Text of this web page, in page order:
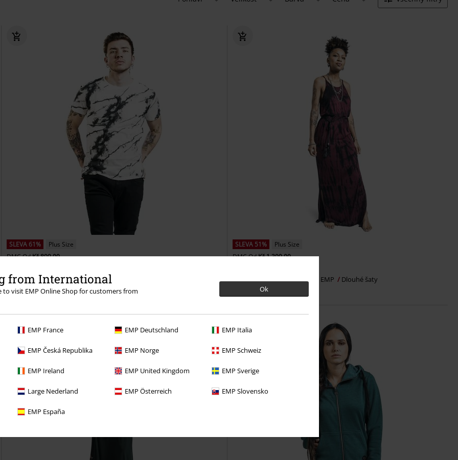
from International
to visit EMP Online Shop for customers from
Ok
EMP France EMP Deutschland EMP Italia
EMP Česká Republika EMP Norge EMP Schweiz
EMP Ireland EMP United Kingdom EMP Sverige
Large Nederland EMP Österreich EMP Slovensko
EMP España
SLEVA 61%
Plus Size
DMCOdKč 899,00
Rebel Soul RED by EMP Tričko
SLEVA 51%
Plus Size
DMCOdKč 1.399,00
Batikové maxi šaty RED by EMP Dlouhé šaty